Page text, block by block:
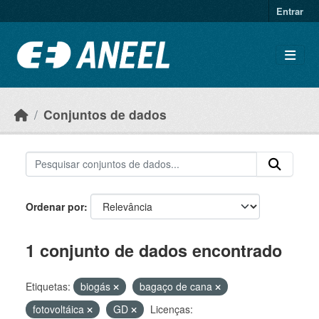
Entrar
Conjuntos de dados
Ordenar por
1 conjunto de dados encontrado
Etiquetas: biogás
bagaço de cana
fotovoltáica
GD Licenças: